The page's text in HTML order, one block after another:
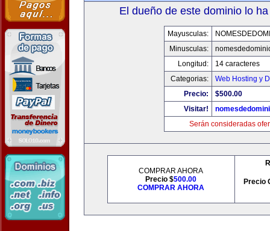
El dueño de este dominio lo
Mayusculas:
Minusculas:
Longitud:
14 caracteres
Categorias:
Web Hosting y
Precio:
$500.00
Visitar!
Serán consideradas
COMPRAR AHORA
Precio $500.00
COMPRAR AHORA
Precio